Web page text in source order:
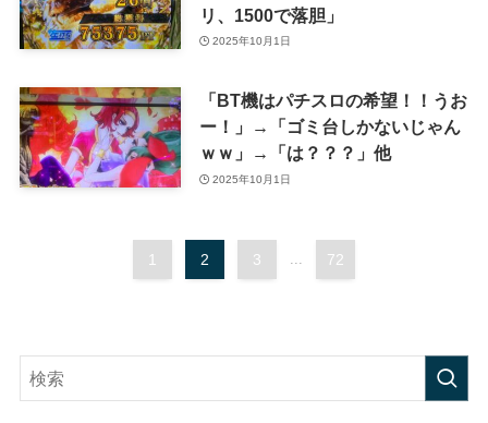
リ、1500で落胆」
2025年10月1日
「BT機はパチスロの希望！！うお
ー！」→「ゴミ台しかないじゃん
ｗｗ」→「は？？？」他
2025年10月1日
1 2 3 72